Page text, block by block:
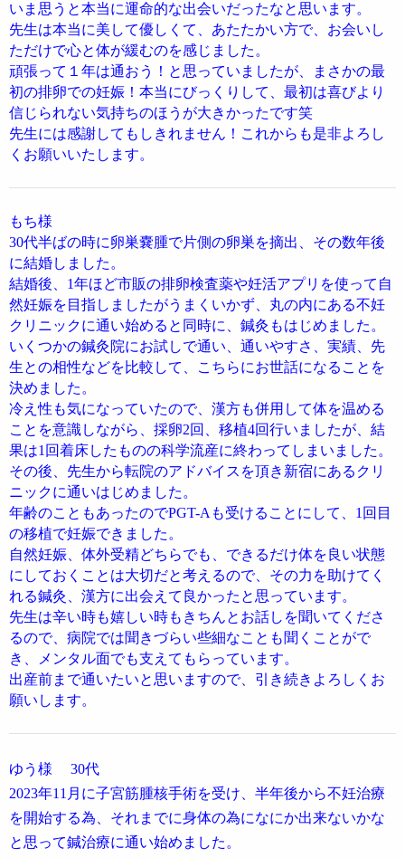
いま思うと本当に運命的な出会いだったなと思います。
先生は本当に美して優しくて、あたたかい方で、お会いし
ただけで心と体が緩むのを感じました。
頑張って１年は通おう！と思っていましたが、まさかの最
初の排卵での妊娠！本当にびっくりして、最初は喜びより
信じられない気持ちのほうが大きかったです笑
先生には感謝してもしきれません！これからも是非よろし
くお願いいたします。
もち様
30代半ばの時に卵巣嚢腫で片側の卵巣を摘出、その数年後
に結婚しました。
結婚後、1年ほど市販の排卵検査薬や妊活アプリを使って自
然妊娠を目指しましたがうまくいかず、丸の内にある不妊
クリニックに通い始めると同時に、鍼灸もはじめました。
いくつかの鍼灸院にお試しで通い、通いやすさ、実績、先
生との相性などを比較して、こちらにお世話になることを
決めました。
冷え性も気になっていたので、漢方も併用して体を温める
ことを意識しながら、採卵2回、移植4回行いましたが、結
果は1回着床したものの科学流産に終わってしまいました。
その後、先生から転院のアドバイスを頂き新宿にあるクリ
ニックに通いはじめました。
年齢のこともあったのでPGT-Aも受けることにして、1回目
の移植で妊娠できました。
自然妊娠、体外受精どちらでも、できるだけ体を良い状態
にしておくことは大切だと考えるので、その力を助けてく
れる鍼灸、漢方に出会えて良かったと思っています。
先生は辛い時も嬉しい時もきちんとお話しを聞いてくださ
るので、病院では聞きづらい些細なことも聞くことがで
き、メンタル面でも支えてもらっています。
出産前まで通いたいと思いますので、引き続きよろしくお
願いします。
ゆう様 30代
2023年11月に子宮筋腫核手術を受け、半年後から不妊治療
を開始する為、それまでに身体の為になにか出来ないかな
と思って鍼治療に通い始めました。